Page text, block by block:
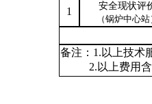
1
安全现状评
（锅炉中心站
备注： 1.以上技术
2.以上费用